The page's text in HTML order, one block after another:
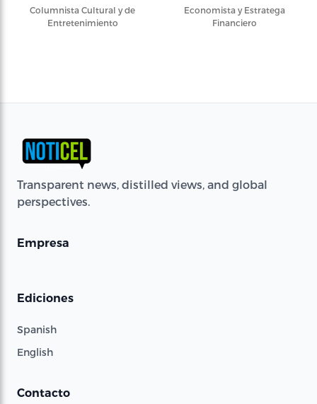
Columnista Cultural y de
Entretenimiento
Economista y Estratega
Financiero
Transparent news, distilled views, and global
perspectives.
Empresa
Ediciones
Spanish
English
Contacto